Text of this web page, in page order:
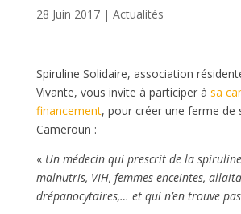
28 Juin 2017| Actualités
Spiruline Solidaire, association
Vivante, vous invite à participer à sa
financement, pour créer une ferme de
Cameroun :
« Un médecin qui prescrit de la
malnutris, VIH, femmes enceintes,
drépanocytaires,… et qui n’en trouve